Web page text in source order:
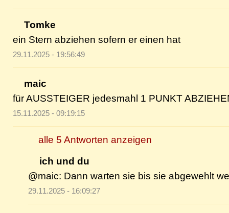
Tomke
ein Stern abziehen sofern er einen hat
29.11.2025 - 19:56:49
maic
für AUSSTEIGER jedesmahl 1 PUNKT
15.11.2025 - 09:19:15
alle 5 Antworten anzeigen
ich und du
@maic: Dann warten sie bis sie abgewehlt
29.11.2025 - 16:09:27